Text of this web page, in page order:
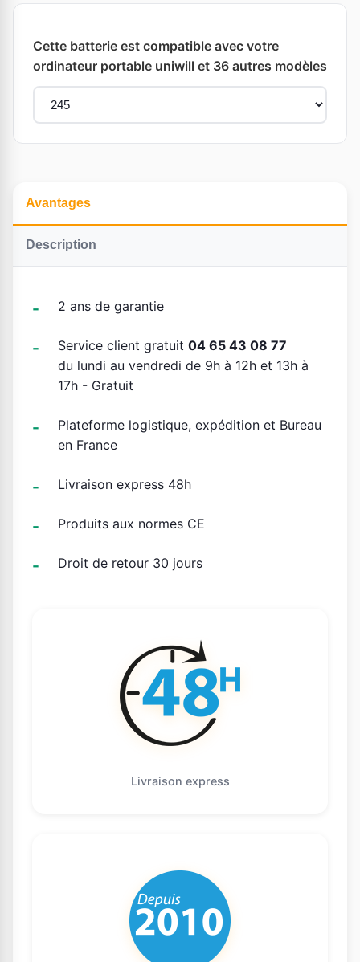
Cette batterie est compatible avec votre
ordinateur portable uniwill et 36 autres modèles
Avantages
Description
2 ans de garantie
Service client gratuit 04 65 43 08 77
du lundi au vendredi de 9h à 12h et 13h à
17h - Gratuit
Plateforme logistique, expédition et Bureau
en France
Livraison express 48h
Produits aux normes CE
Droit de retour 30 jours
Livraison express